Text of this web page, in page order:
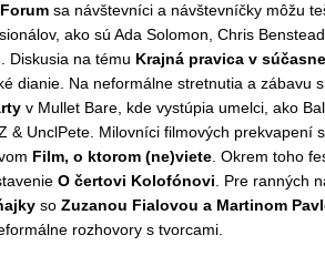
sa návštevníci a návštevníčky môžu
ako sú Ada Solomon, Chris
Diskusia na tému Krajná pravica v
dianie. Na neformálne stretnutia a zábavu
v Mullet Bare, kde vystúpia umelci, ako
& UnclPete. Milovníci filmových prekvapení
Film, o ktorom (ne)viete. Okrem toho
O čertovi Kolofónovi . Pre ranných
so Zuzanou Fialovou a Martinom
rozhovory s tvorcami.